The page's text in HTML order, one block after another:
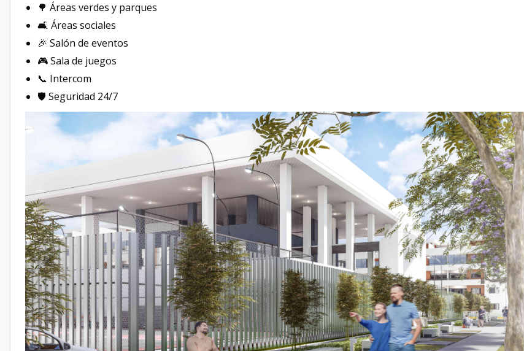
🌳 Áreas verdes y parques
🛋 Áreas sociales
🎉 Salón de eventos
🎮 Sala de juegos
📞 Intercom
🛡 Seguridad 24/7